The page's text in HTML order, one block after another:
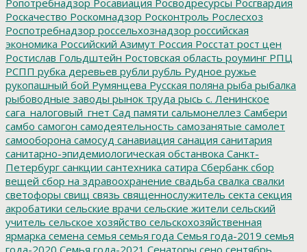
Роскачество Роскомнадзор Росконтроль Рослесхоз
Роспотребнадзор россельхознадзор российская
экономика Российский Азимут Россия Росстат рост цен
Ростислав Гольдштейн Ростовская область роуминг РПЦ
РСПП рубка деревьев рубли рубль Рудное ружье
рукопашный бой Румянцева Русская поляна рыба рыбалка
рыбоводные заводы рынок труда рысь с. Ленинское
сага_налоговый_гнет Сад памяти сальмонеллез Самбери
самбо самогон самодеятельность самозанятые самолет
самооборона самосуд санавиация санация санитария
санитарно-эпидемиологическая обстанвока Санкт-
Петербург санкции сантехника сатира Сбербанк сбор
вещей сбор на здравоохранение свадьба свалка свалки
светофоры свищ связь священнослужитель секта секция
акробатики сельские врачи сельские жители сельский
учитель сельское хозяйство сельскохозяйственная
ярмарка семена семья семья года Семья года-2019 семья
года-2020 Семья года-2021 Сенаторы сено сентябрь